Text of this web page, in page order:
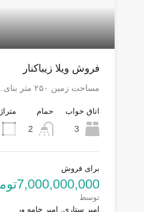
فروش ویلا زیباکنار
مساحت زمین ۲۵۰ متر بنای…
اتاق خواب
3
حمام
2
متراژ
برای فروش
7,000,000,000تومان
توسط
امیر ستاری, امیر خامه ور